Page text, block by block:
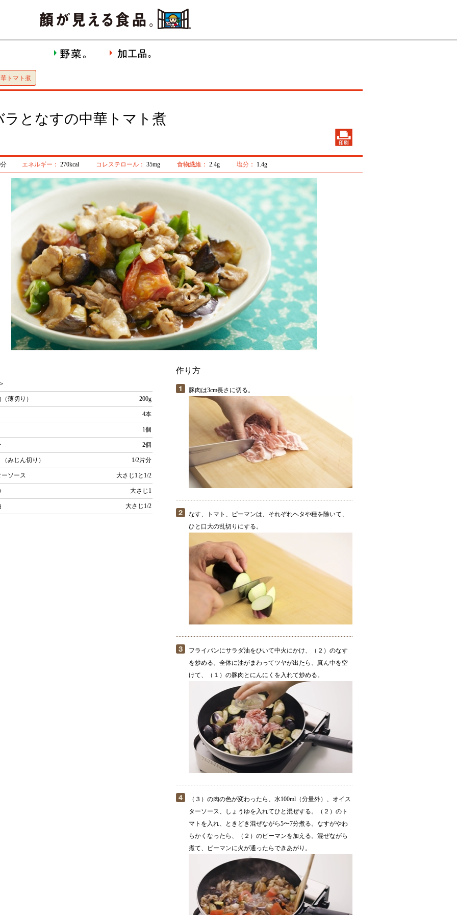
トマト煮
ラとなすの中華トマト煮
エネルギー： 270kcal コレステロール： 35mg 食物繊維： 2.4g 塩分： 1.4g
（薄切り） 200g
4本
1個
2個
（みじん切り） 1/2片分
ーソース 大さじ1と1/2
大さじ1
大さじ1/2
作り方
豚肉は3cm長さに切る。
なす、トマト、ピーマンは、それぞれヘタや種を除いて、
ひと口大の乱切りにする。
フライパンにサラダ油をひいて中火にかけ、（２）のなす
を炒める。全体に油がまわってツヤが出たら、真ん中を空
けて、（１）の豚肉とにんにくを入れて炒める。
（３）の肉の色が変わったら、水100ml（分量外）、オイス
ターソース、しょうゆを入れてひと混ぜする。（２）のト
マトを入れ、ときどき混ぜながら5〜7分煮る。なすがやわ
らかくなったら、（２）のピーマンを加える。混ぜながら
煮て、ピーマンに火が通ったらできあがり。